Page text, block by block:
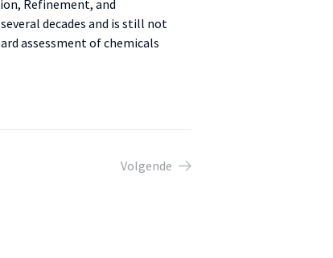
Refinement, and
decades and is still not
assessment of chemicals
Volgende